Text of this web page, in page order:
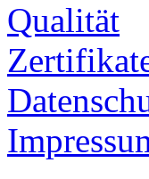
Qualität